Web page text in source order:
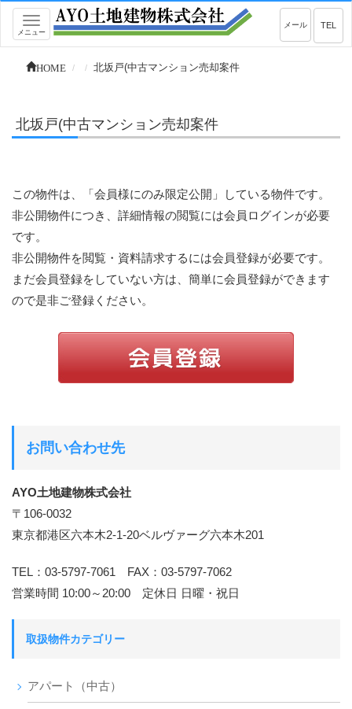
Toggle
navigation
メニュー
TEL
メール
HOME 北坂戸(中古マンション売却案件
北坂戸(中古マンション売却案件
この物件は、「会員様にのみ限定公開」している物件です。
非公開物件につき、詳細情報の閲覧には会員ログインが必要
です。
非公開物件を閲覧・資料請求するには会員登録が必要です。
まだ会員登録をしていない方は、簡単に会員登録ができます
ので是非ご登録ください。
お問い合わせ先
AYO土地建物株式会社
〒106-0032
東京都港区六本木2-1-20ベルヴァーグ六本木201
TEL：03-5797-7061 FAX：03-5797-7062
営業時間 10:00～20:00 定休日 日曜・祝日
取扱物件カテゴリー
アパート（中古）